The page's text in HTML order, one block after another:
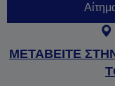
ΜΕΤΑΒΕΙΤΕ